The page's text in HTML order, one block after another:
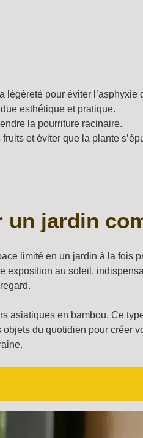
pour éviter l’asphyxie
esthétique et pratique.
la pourriture racinaire.
et éviter que la plante
un jardin
limité en un jardin à la fois
au soleil,
asiatiques en bambou. Ce
du quotidien pour créer